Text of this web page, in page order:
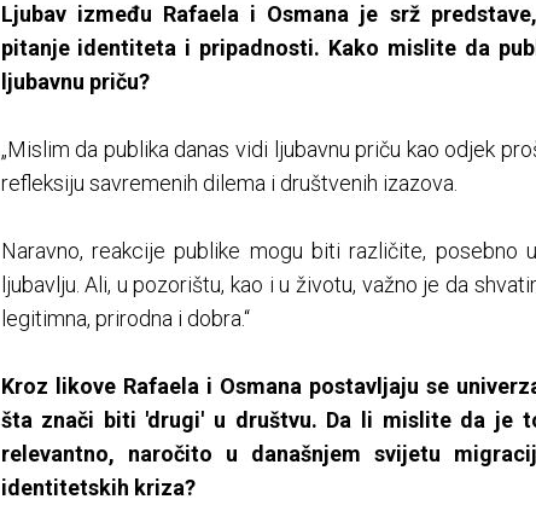
Ljubav između Rafaela i Osmana je srž
pitanje identiteta i pripadnosti. Kako mislite da
ljubavnu priču?
„Mislim da publika danas vidi ljubavnu priču kao odjek
refleksiju savremenih dilema i društvenih izazova.
Naravno, reakcije publike mogu biti različite, posebno
ljubavlju. Ali, u pozorištu, kao i u životu, važno je da
legitimna, prirodna i dobra.“
Kroz likove Rafaela i Osmana postavljaju se
šta znači biti 'drugi' u društvu. Da li mislite da je
relevantno, naročito u današnjem svijetu
identitetskih kriza?